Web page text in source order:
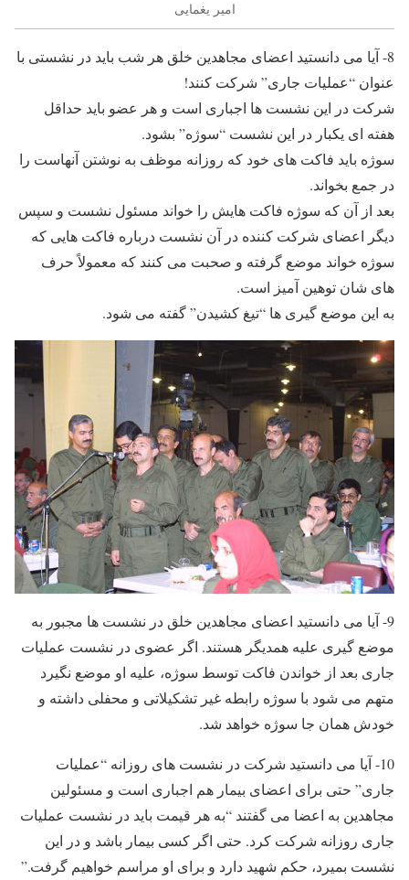
امیر یغمایی
8- آیا می دانستید اعضای مجاهدین خلق هر شب باید در نشستی با
عنوان “عملیات جاری” شرکت کنند!
شرکت در این نشست ها اجباری است و هر عضو باید حداقل
هفته ای یکبار در این نشست “سوژه” بشود.
سوژه باید فاکت های خود که روزانه موظف به نوشتن آنهاست را
در جمع بخواند.
بعد از آن که سوژه فاکت هایش را خواند مسئول نشست و سپس
دیگر اعضای شرکت کننده در آن نشست درباره فاکت هایی که
سوژه خواند موضع گرفته و صحبت می کنند که معمولاً حرف
های شان توهین آمیز است.
به این موضع گیری ها “تیغ کشیدن” گفته می شود.
9- آیا می دانستید اعضای مجاهدین خلق در نشست ها مجبور به
موضع گیری علیه همدیگر هستند. اگر عضوی در نشست عملیات
جاری بعد از خواندن فاکت توسط سوژه، علیه او موضع نگیرد
متهم می شود با سوژه رابطه غیر تشکیلاتی و محفلی داشته و
خودش همان جا سوژه خواهد شد.
10- آیا می دانستید شرکت در نشست های روزانه “عملیات
جاری” حتی برای اعضای بیمار هم اجباری است و مسئولین
مجاهدین به اعضا می گفتند “به هر قیمت باید در نشست عملیات
جاری روزانه شرکت کرد. حتی اگر کسی بیمار باشد و در این
نشست بمیرد، حکم شهید دارد و برای او مراسم خواهیم گرفت.”